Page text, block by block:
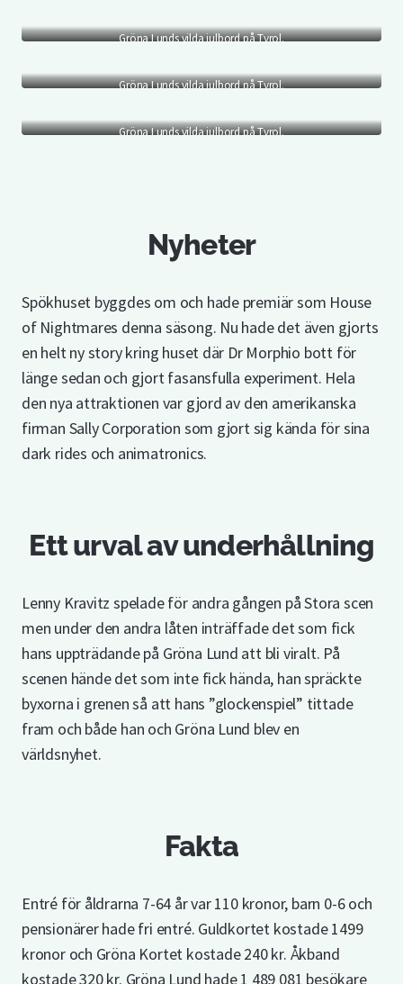
Gröna Lunds vilda julbord på Tyrol.
Gröna Lunds vilda julbord på Tyrol.
Gröna Lunds vilda julbord på Tyrol.
Nyheter
Spökhuset byggdes om och hade premiär som House
of Nightmares denna säsong. Nu hade det även gjorts
en helt ny story kring huset där Dr Morphio bott för
länge sedan och gjort fasansfulla experiment. Hela
den nya attraktionen var gjord av den amerikanska
firman Sally Corporation som gjort sig kända för sina
dark rides och animatronics.
Ett urval av underhållning
Lenny Kravitz spelade för andra gången på Stora scen
men under den andra låten inträffade det som fick
hans uppträdande på Gröna Lund att bli viralt. På
scenen hände det som inte fick hända, han spräckte
byxorna i grenen så att hans ”glockenspiel” tittade
fram och både han och Gröna Lund blev en
världsnyhet.
Fakta
Entré för åldrarna 7-64 år var 110 kronor, barn 0-6 och
pensionärer hade fri entré. Guldkortet kostade 1499
kronor och Gröna Kortet kostade 240 kr. Åkband
kostade 320 kr. Gröna Lund hade 1 489 081 besökare